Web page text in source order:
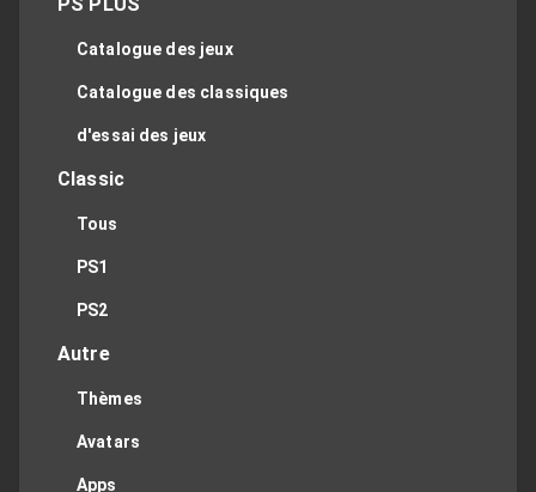
PS PLUS
Catalogue des jeux
Catalogue des classiques
d'essai des jeux
Classic
Tous
PS1
PS2
Autre
Thèmes
Avatars
Apps